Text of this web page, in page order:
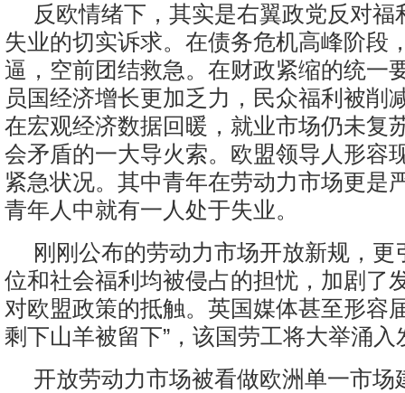
反欧情绪下，其实是右翼政党反对福
失业的切实诉求。在债务危机高峰阶段
逼，空前团结救急。在财政紧缩的统一
员国经济增长更加乏力，民众福利被削
在宏观经济数据回暖，就业市场仍未复
会矛盾的一大导火索。欧盟领导人形容
紧急状况。其中青年在劳动力市场更是
青年人中就有一人处于失业。
刚刚公布的劳动力市场开放新规，更
位和社会福利均被侵占的担忧，加剧了
对欧盟政策的抵触。英国媒体甚至形容
剩下山羊被留下”，该国劳工将大举涌入
开放劳动力市场被看做欧洲单一市场